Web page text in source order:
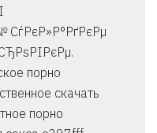
СѓРєР»Р°РґРєРµ
порно
скачать
порно